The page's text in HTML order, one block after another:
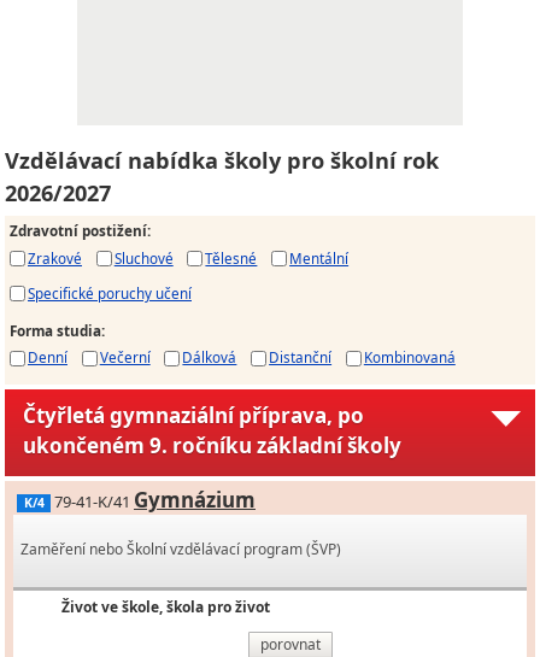
Vzdělávací nabídka školy pro školní rok
2026/2027
Zdravotní postižení:
Zrakové
Sluchové Tělesné
Mentální
Specifické poruchy učení
Forma studia:
Denní
Večerní Dálková Distanční Kombinovaná
Čtyřletá gymnaziální příprava, po
ukončeném 9. ročníku základní školy
K/4 79-41-K/41 Gymnázium
Zaměření nebo Školní vzdělávací program (ŠVP)
Život ve škole, škola pro život
porovnat